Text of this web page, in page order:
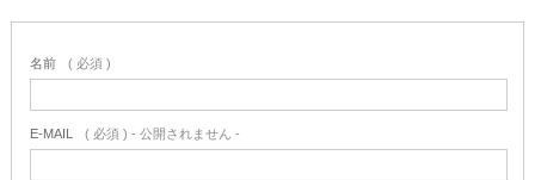
名前 ( 必須 )
E-MAIL ( 必須 ) - 公開されません -